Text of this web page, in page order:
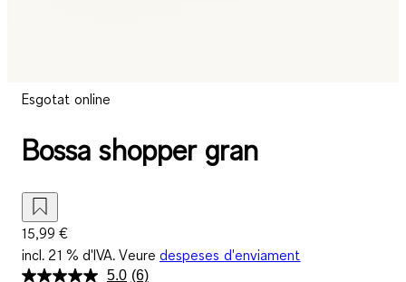
Esgotat online
Bossa shopper gran
15,99 €
incl. 21 % d'IVA. Veure despeses d'enviament
5.0 (6)